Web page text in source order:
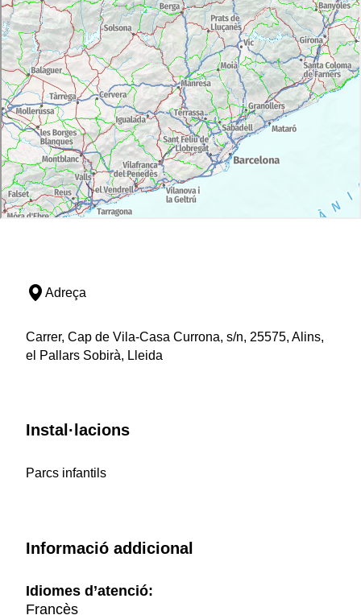
Adreça
Carrer, Cap de Vila-Casa Currona, s/n, 25575, Alins,
el Pallars Sobirà, Lleida
Instal·lacions
Parcs infantils
Informació addicional
Idiomes d’atenció:
Francès